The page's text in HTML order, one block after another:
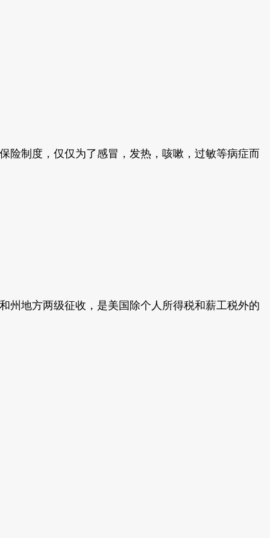
险制度，仅仅为了感冒，发热，咳嗽，过敏等病症而
州地方两级征收，是美国除个人所得税和薪工税外的